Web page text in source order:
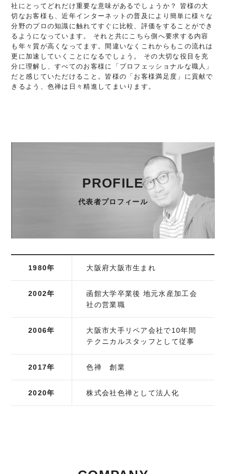
社にとってどれだけ重要な意味があるでしょうか？ 皆様の大
切なお客様も、近年インターネットの普及により簡単に様々な
分野のプロの知識に触れてすぐに比較、評価をすることができ
るようになっています。 それと共にこちら側へ要求する内容
も年々質が高くなってます。間違いなくこれからもこの流れは
更に加速していくことになるでしょう。 その大切な役目を充
分に理解し、すべてのお客様に「プロフェッショナルな職人」
だと感じていただけること。皆様の「お客様満足度」に貢献で
きるよう、色禅は日々精進してまいります。
PROFILE
代表者プロフィール
1980年 大阪府大阪市生まれ
2002年
函館大学卒業後 地元水産加工会
社の営業職
2006年
大阪市大手リペア会社で10年間
テクニカルスタッフとして従事
2017年 色禅 創業
2020年 株式会社色禅として法人化